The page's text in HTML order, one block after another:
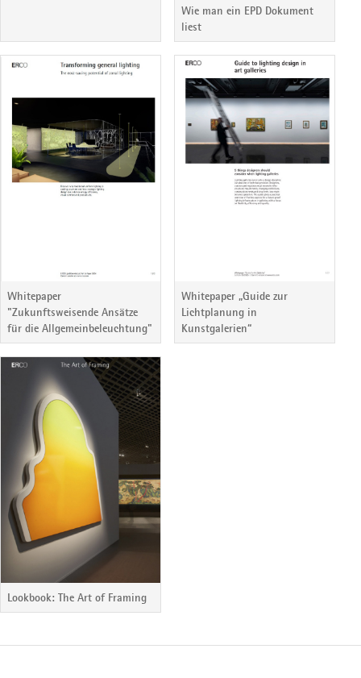
Wie man ein EPD Dokument
liest
Whitepaper
"Zukunftsweisende Ansätze
für die Allgemeinbeleuchtung"
Whitepaper „Guide zur
Lichtplanung in
Kunstgalerien“
Lookbook: The Art of Framing